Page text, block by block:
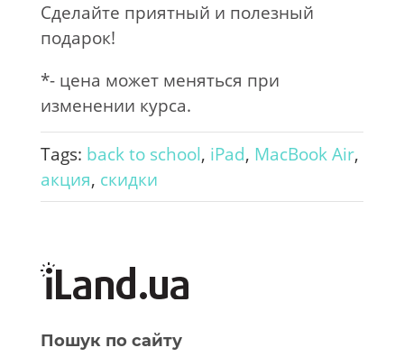
Сделайте приятный и полезный
подарок!
*- цена может меняться при
изменении курса.
Tags: back to school, iPad, MacBook Air,
акция, скидки
Пошук по сайту